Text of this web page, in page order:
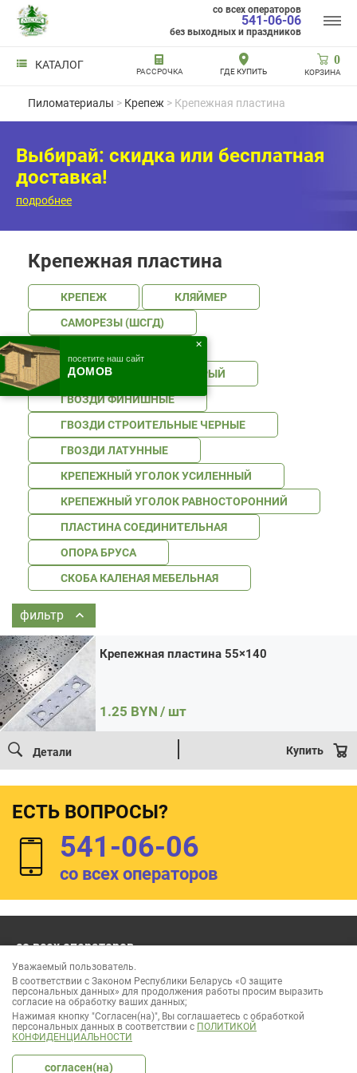
КАТАЛОГ
РАССРОЧКА ГДЕ КУПИТЬ
со всех операторов
541-06-06
без выходных и праздников
0
КОРЗИНА
Пиломатериалы > Крепеж > Крепежная пластина
Выбирай: скидка или бесплатная
доставка!
подробнее
Крепежная пластина
КРЕПЕЖ
КЛЯЙМЕР
САМОРЕЗЫ (ШСГД)
САМОРЕЗ ПО ДЕРЕВУ ОСТРЫЙ
ГВОЗДИ ФИНИШНЫЕ
ГВОЗДИ СТРОИТЕЛЬНЫЕ ЧЕРНЫЕ
ГВОЗДИ ЛАТУННЫЕ
КРЕПЕЖНЫЙ УГОЛОК УСИЛЕННЫЙ
КРЕПЕЖНЫЙ УГОЛОК РАВНОСТОРОННИЙ
ПЛАСТИНА СОЕДИНИТЕЛЬНАЯ
ОПОРА БРУСА
СКОБА КАЛЕНАЯ МЕБЕЛЬНАЯ
фильтр
Крепежная пластина 55×140
1.25 BYN / шт
Детали Купить
Крепежная пластина 55×140
Цена:
Количество
товара
Крепежная
пластина
55x140
Купить в 1 клик
ЕСТЬ ВОПРОСЫ?
541-06-06
со всех операторов
со всех операторов
541-06-06
без выходных и праздников
ООО «Лесок Эксперт» УНП 691937866
Режим работы: пн-сб: 9:00 - 18:00
Регистрация интернет-магазина в торговом реестре 400871 от
Уважаемый пользователь.
В соответствии с Законом Республики Беларусь «О защите
персональных данных» для продолжения работы просим выразить
согласие на обработку ваших данных;
Нажимая кнопку "Согласен(на)", Вы соглашаетесь с обработкой
персональных данных в соответствии с ПОЛИТИКОЙ
КОНФИДЕНЦИАЛЬНОСТИ
согласен(на)
посетите наш сайт
ДОМОВ
✕